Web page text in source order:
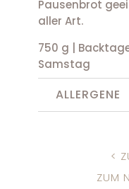
Pausenbrot
aller Art.
750 g |
Samstag
ALLERGENE
<
ZUM